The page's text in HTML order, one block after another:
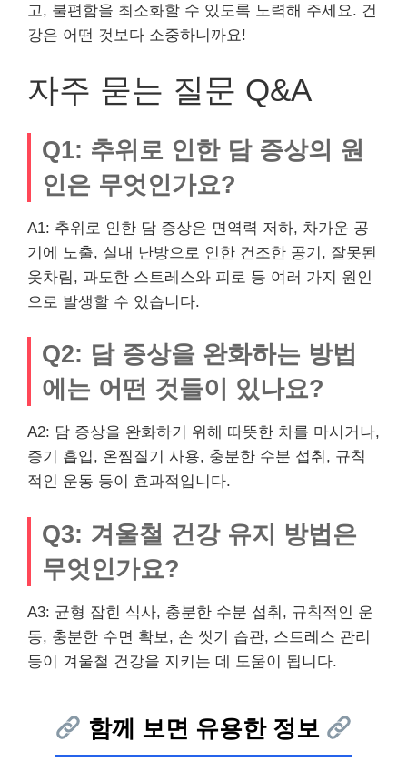
고, 불편함을 최소화할 수 있도록 노력해 주세요. 건
강은 어떤 것보다 소중하니까요!
자주 묻는 질문 Q&A
Q1: 추위로 인한 담 증상의 원
인은 무엇인가요?
A1: 추위로 인한 담 증상은 면역력 저하, 차가운 공
기에 노출, 실내 난방으로 인한 건조한 공기, 잘못된
옷차림, 과도한 스트레스와 피로 등 여러 가지 원인
으로 발생할 수 있습니다.
Q2: 담 증상을 완화하는 방법
에는 어떤 것들이 있나요?
A2: 담 증상을 완화하기 위해 따뜻한 차를 마시거나,
증기 흡입, 온찜질기 사용, 충분한 수분 섭취, 규칙
적인 운동 등이 효과적입니다.
Q3: 겨울철 건강 유지 방법은
무엇인가요?
A3: 균형 잡힌 식사, 충분한 수분 섭취, 규칙적인 운
동, 충분한 수면 확보, 손 씻기 습관, 스트레스 관리
등이 겨울철 건강을 지키는 데 도움이 됩니다.
함께 보면 유용한 정보